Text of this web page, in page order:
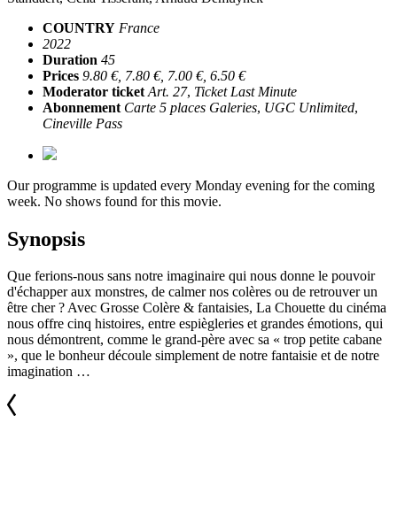
COUNTRY France
2022
Duration 45
Prices 9.80 €, 7.80 €, 7.00 €, 6.50 €
Moderator ticket Art. 27, Ticket Last Minute
Abonnement Carte 5 places Galeries, UGC Unlimited,
Cineville Pass
Our programme is updated every Monday evening for the coming
week. No shows found for this movie.
Synopsis
Que ferions-nous sans notre imaginaire qui nous donne le pouvoir
d'échapper aux monstres, de calmer nos colères ou de retrouver un
être cher ? Avec Grosse Colère & fantaisies, La Chouette du cinéma
nous offre cinq histoires, entre espiègleries et grandes émotions, qui
nous démontrent, comme le grand-père avec sa « trop petite cabane
», que le bonheur découle simplement de notre fantaisie et de notre
imagination …